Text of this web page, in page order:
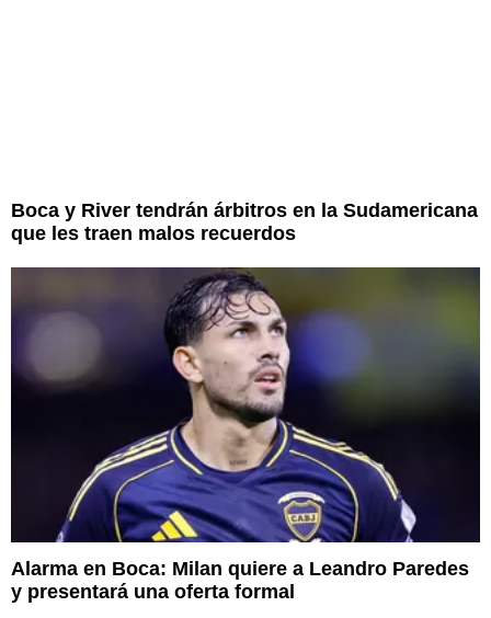
Boca y River tendrán árbitros en la Sudamericana
que les traen malos recuerdos
Alarma en Boca: Milan quiere a Leandro Paredes
y presentará una oferta formal